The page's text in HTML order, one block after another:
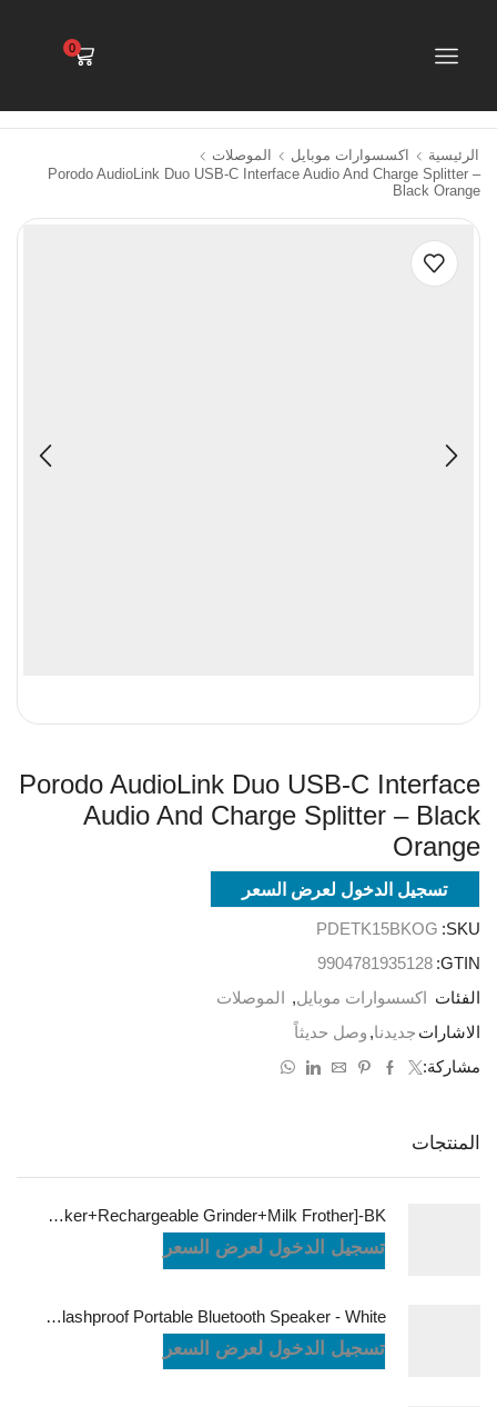
0
الرئيسية اكسسوارات موبايل
الموصلات
Porodo AudioLink Duo USB-C Interface Audio And Charge Splitter –
Black Orange
Porodo AudioLink Duo USB-C Interface
Audio And Charge Splitter – Black
Orange
تسجيل الدخول لعرض السعر
SKU:
PDETK15BKOG
GTIN:
9904781935128
الفئات
اكسسوارات موبايل,
الموصلات
الاشارات جديدنا, وصل حديثاً
مشاركة:
المنتجات
LePresso Brewology Coffee Kit [Espresso Maker+Rechargeable Grinder+Milk Frother]-BK
تسجيل الدخول لعرض السعر
JBL Charge6 Splashproof Portable Bluetooth Speaker - White
تسجيل الدخول لعرض السعر